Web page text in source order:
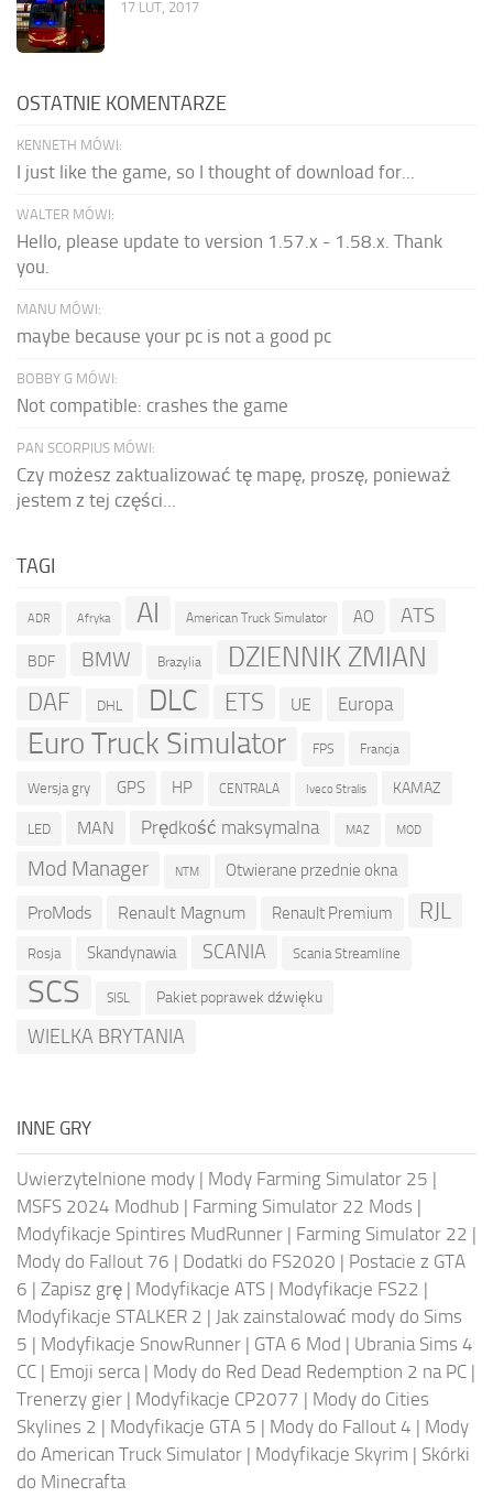
17 LUT, 2017
OSTATNIE KOMENTARZE
KENNETH MÓWI:
I just like the game, so I thought of download for...
WALTER MÓWI:
Hello, please update to version 1.57.x - 1.58.x. Thank
you.
MANU MÓWI:
maybe because your pc is not a good pc
BOBBY G MÓWI:
Not compatible: crashes the game
PAN SCORPIUS MÓWI:
Czy możesz zaktualizować tę mapę, proszę, ponieważ
jestem z tej części...
TAGI
ADR Afryka AI American Truck Simulator AO ATS
BDF BMW Brazylia DZIENNIK ZMIAN
DAF DHL DLC ETS UE Europa
Euro Truck Simulator FPS Francja
Wersja gry GPS HP CENTRALA Iveco Stralis KAMAZ
LED MAN Prędkość maksymalna MAZ MOD
Mod Manager NTM Otwierane przednie okna
ProMods Renault Magnum Renault Premium RJL
Rosja Skandynawia SCANIA Scania Streamline
SCS SISL Pakiet poprawek dźwięku
WIELKA BRYTANIA
INNE GRY
Uwierzytelnione mody | Mody Farming Simulator 25 |
MSFS 2024 Modhub | Farming Simulator 22 Mods |
Modyfikacje Spintires MudRunner | Farming Simulator 22 |
Mody do Fallout 76 | Dodatki do FS2020 | Postacie z GTA
6 | Zapisz grę | Modyfikacje ATS | Modyfikacje FS22 |
Modyfikacje STALKER 2 | Jak zainstalować mody do Sims
5 | Modyfikacje SnowRunner | GTA 6 Mod | Ubrania Sims 4
CC | Emoji serca| Mody do Red Dead Redemption 2 na PC |
Trenerzy gier | Modyfikacje CP2077 | Mody do Cities
Skylines 2 | Modyfikacje GTA 5 | Mody do Fallout 4 | Mody
do American Truck Simulator | Modyfikacje Skyrim | Skórki
do Minecrafta